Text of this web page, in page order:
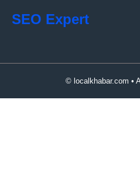
SEO Expert
© localkhabar.com •